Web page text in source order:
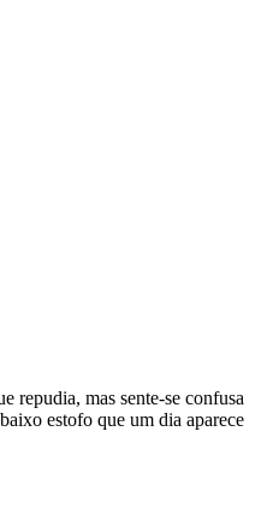
repudia, mas sente-se confusa
estofo que um dia aparece